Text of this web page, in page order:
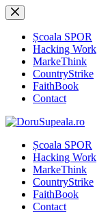
Sari
la
conținutȘcoala SPOR
Hacking Work
MarkeThink
CountryStrike
FaithBook
Contact
Școala SPOR
Hacking Work
MarkeThink
CountryStrike
FaithBook
Contact